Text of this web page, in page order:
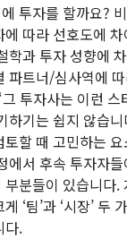
투자를 할까요?
따라 선호도에
학과 투자 성향에
파트너/심사역에
투자사는 이런 스
하기는 쉽지 않습
할 때 고민하는
에서 후속 투자자
분들이 있습니다.
‘팀’과 ‘시장’ 두
다.